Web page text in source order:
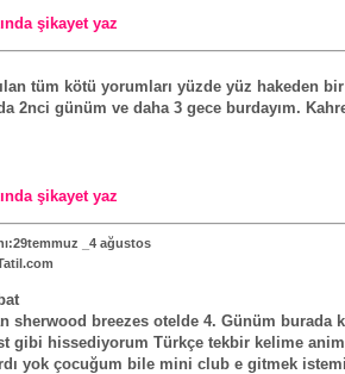
şikayet yaz
tüm kötü yorumları yüzde yüz hakeden
2nci günüm ve daha 3 gece burdayım.
şikayet yaz
_4 ağustos
sherwood breezes otelde 4. Günüm burada
gibi hissediyorum Türkçe tekbir kelime
yok çocuğum bile mini club e gitmek